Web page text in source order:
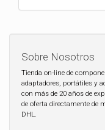
Sobre Nosotros
Tienda on-line de
adaptadores, portátiles y
con más de 20 años de
de oferta directamente de
DHL.